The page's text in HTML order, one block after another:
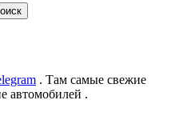
. Там самые свежие
автомобилей .